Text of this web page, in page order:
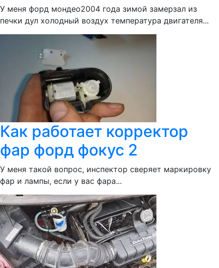
У меня форд мондео2004 года зимой замерзал из
печки дул холодный воздух температура двигателя...
Как работает корректор
фар форд фокус 2
У меня такой вопрос, инспектор сверяет маркировку
фар и лампы, если у вас фара...